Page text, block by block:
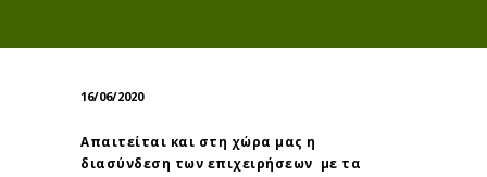
16/06/2020
Απαιτείται και στη χώρα μας η
διασύνδεση των επιχειρήσεων με τα